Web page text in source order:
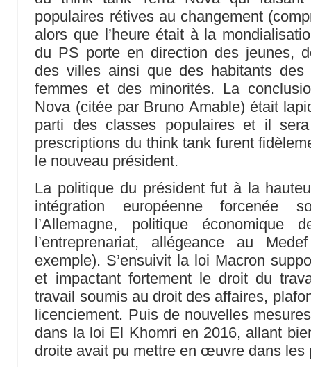
populaires rétives au changement
alors que l’heure était à la
du PS porte en direction des jeunes,
des villes ainsi que des habitants des
femmes et des minorités. La
Nova (citée par Bruno Amable) était
parti des classes populaires et il
prescriptions du think tank furent
le nouveau président.
La politique du président fut à la
intégration européenne forcenée
l’Allemagne, politique économique
l’entreprenariat, allégeance au
exemple). S’ensuivit la loi Macron
et impactant fortement le droit du
travail soumis au droit des affaires,
licenciement. Puis de nouvelles
dans la loi El Khomri en 2016, allant
droite avait pu mettre en œuvre dans les